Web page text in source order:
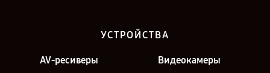
УСТРОЙСТВА
AV-ресиверы Видеокамеры